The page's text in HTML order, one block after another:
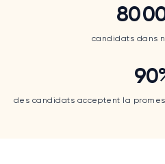
80
candidats dans
90
des candidats acceptent la